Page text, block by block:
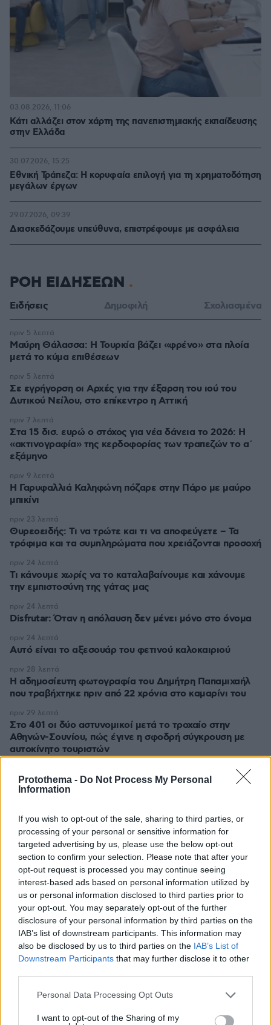
Protothema - Do Not Process My Personal
Information
If you wish to opt-out of the sale, sharing to third parties, or
processing of your personal or sensitive information for
targeted advertising by us, please use the below opt-out
section to confirm your selection. Please note that after your
opt-out request is processed you may continue seeing
interest-based ads based on personal information utilized by
us or personal information disclosed to third parties prior to
your opt-out. You may separately opt-out of the further
disclosure of your personal information by third parties on the
IAB’s list of downstream participants. This information may
also be disclosed by us to third parties on the IAB’s List of
Downstream Participants that may further disclose it to other
Please note that this website/app uses one or more Google
not limited to your visit or usage behaviour. You may click to
Personal Data Processing Opt Outs
I want to opt-out of the Sharing of my
Κάτι αλλάζει στον χάρτη της πανεπιστημιακής εκπαίδευσης
στην Ελλάδα
03.08.2026, 11:06
Εθνική Τράπεζα: Η κορυφαία επιλογή για τη χρηματοδότηση
μεγάλων έργων
30.07.2026, 15:25
Διασκεδάζουμε υπεύθυνα, επιστρέφουμε με ασφάλεια
29.07.2026, 09:39
ΡΟΗ ΕΙΔΗΣΕΩΝ
Ειδήσεις Δημοφιλή Σχολιασμένα
Μαύρη Θάλασσα: Η Τουρκία βάζει «φρένο» στα πλοία
μετά το κύμα επιθέσεων
πριν 5 λεπτά
Σε εγρήγορση οι Αρχές για την έξαρση του ιού του
Δυτικού Νείλου, στο επίκεντρο η Αττική
πριν 5 λεπτά
Στα 15 δισ. ευρώ ο στόχος για νέα δάνεια το 2026: Η
«ακτινογραφία» της κερδοφορίας των τραπεζών το α΄
εξάμηνο
πριν 7 λεπτά
Η Γαρυφαλλιά Καληφώνη πόζαρε στην Πάρο με μαύρο
μπικίνι
πριν 9 λεπτά
Θυρεοειδής: Τι να τρώτε και τι να αποφεύγετε – Τα
τρόφιμα και τα συμπληρώματα που χρειάζονται προσοχή
πριν 23 λεπτά
Τι κάνουμε χωρίς να το καταλαβαίνουμε και χάνουμε
την εμπιστοσύνη της γάτας μας
πριν 24 λεπτά
Disfrutar: Όταν η απόλαυση δεν μένει μόνο στο όνομα
πριν 24 λεπτά
Αυτό είναι το αξεσουάρ του φετινού καλοκαιριού
πριν 24 λεπτά
Η αδημοσίευτη φωτογραφία του Δημήτρη Παπαμιχαήλ
που τραβήχτηκε πριν από 22 χρόνια στο καμαρίνι του
πριν 28 λεπτά
Στο 401 οι δύο αστυνομικοί μετά το τροχαίο στην
Αθηνών-Σουνίου, πώς έγινε η σφοδρή σύγκρουση με
αυτοκίνητο τουριστών
πριν 29 λεπτά
ΔΕΙΤΕ ΟΛΕΣ ΤΙΣ ΕΙΔΗΣΕΙΣ
ΤΑ ΠΙΟ ΔΗΜΟΦΙΛΗ